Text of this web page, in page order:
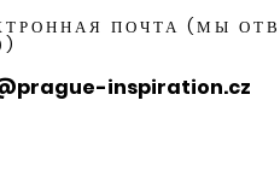
ПОЧТА (МЫ
inspiration.cz